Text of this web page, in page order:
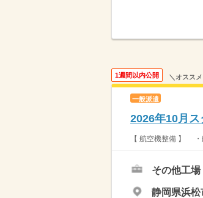
1週間以内公開 ＼オスス
一般派遣
2026年10月
【 航空機整備 】
その他工
静岡県浜松